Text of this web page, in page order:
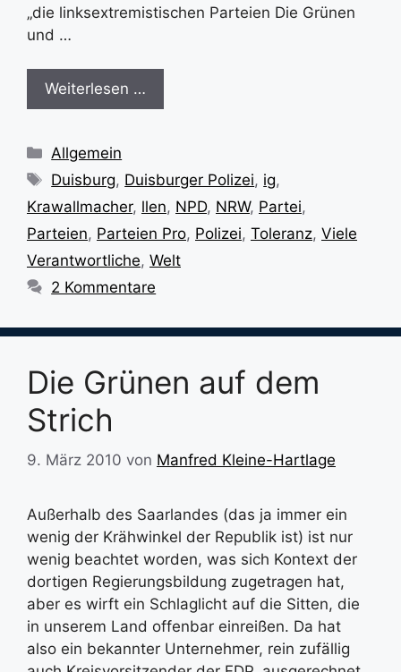
„die linksextremistischen Parteien Die Grünen
und …
Weiterlesen …
Kategorien
Allgemein
Schlagwörter
Duisburg, Duisburger Polizei, ig,
Krawallmacher, llen, NPD, NRW, Partei,
Parteien, Parteien Pro, Polizei, Toleranz, Viele
Verantwortliche, Welt
2 Kommentare
Die Grünen auf dem
Strich
9. März 2010 von Manfred Kleine-Hartlage
Außerhalb des Saarlandes (das ja immer ein
wenig der Krähwinkel der Republik ist) ist nur
wenig beachtet worden, was sich Kontext der
dortigen Regierungsbildung zugetragen hat,
aber es wirft ein Schlaglicht auf die Sitten, die
in unserem Land offenbar einreißen. Da hat
also ein bekannter Unternehmer, rein zufällig